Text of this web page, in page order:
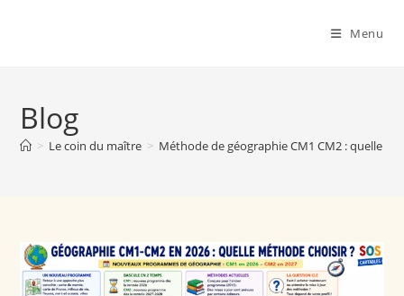
Menu
Blog
> Le coin du maître > Méthode de géographie CM1 CM2 : quelle